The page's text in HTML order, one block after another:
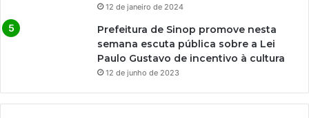
12 de janeiro de 2024
Prefeitura de Sinop promove nesta
semana escuta pública sobre a Lei
Paulo Gustavo de incentivo à cultura
12 de junho de 2023